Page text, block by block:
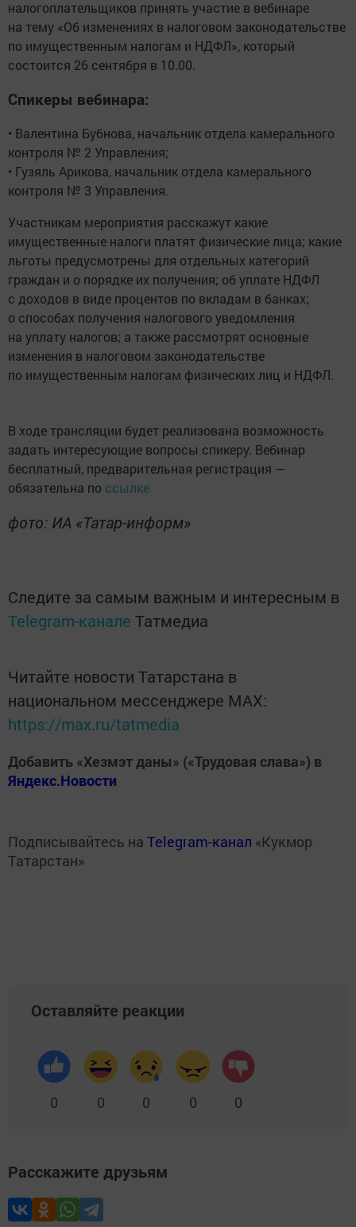
налогоплательщиков принять участие в вебинаре
на тему «Об изменениях в налоговом законодательстве
по имущественным налогам и НДФЛ», который
состоится 26 сентября в 10.00.
Спикеры вебинара:
• Валентина Бубнова, начальник отдела камерального
контроля № 2 Управления;
• Гузяль Арикова, начальник отдела камерального
контроля № 3 Управления.
Участникам мероприятия расскажут какие
имущественные налоги платят физические лица; какие
льготы предусмотрены для отдельных категорий
граждан и о порядке их получения; об уплате НДФЛ
с доходов в виде процентов по вкладам в банках;
о способах получения налогового уведомления
на уплату налогов; а также рассмотрят основные
изменения в налоговом законодательстве
по имущественным налогам физических лиц и НДФЛ.
В ходе трансляции будет реализована возможность
задать интересующие вопросы спикеру. Вебинар
бесплатный, предварительная регистрация —
обязательна по ссылке
фото: ИА «Татар-информ»
Следите за самым важным и интересным в
Telegram-канале Татмедиа
Читайте новости Татарстана в
национальном мессенджере MАХ:
https://max.ru/tatmedia
Добавить «Хезмэт даны» («Трудовая слава») в
Яндекс.Новости
Подписывайтесь на Telegram-канал «Кукмор
Татарстан»
Оставляйте реакции
0 0 0 0 0
Расскажите друзьям